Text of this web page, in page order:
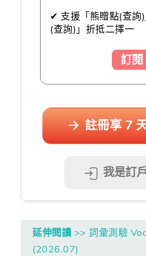
✔ 支援「熊贈點(查詢
(查詢)」折抵二擇一
訂閱
註冊享 7
我是訂
延伸閱讀 >> 詞彙測驗
(2026.07)